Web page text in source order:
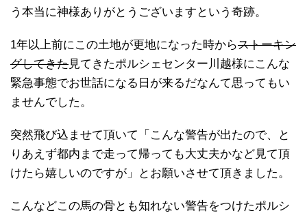
う本当に神様ありがとうございますという奇跡。
1年以上前にこの土地が更地になった時からストーキン
グしてきた見てきたポルシェセンター川越様にこんな
緊急事態でお世話になる日が来るだなんて思ってもい
ませんでした。
突然飛び込ませて頂いて「こんな警告が出たので、と
りあえず都内まで走って帰っても大丈夫かなど見て頂
けたら嬉しいのですが」とお願いさせて頂きました。
こんなどこの馬の骨とも知れない警告をつけたポルシ